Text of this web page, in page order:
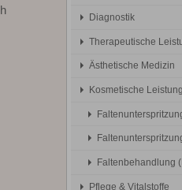
Diagnostik
Therapeutische
Ästhetische Medizin
Kosmetische
Faltenbehandlung
Pflege & Vitalstoffe